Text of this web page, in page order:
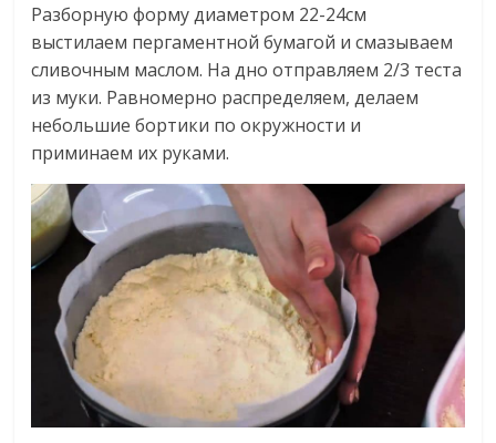
Разборную форму диаметром 22-24см
выстилаем пергаментной бумагой и смазываем
сливочным маслом. На дно отправляем 2/3 теста
из муки. Равномерно распределяем, делаем
небольшие бортики по окружности и
приминаем их руками.